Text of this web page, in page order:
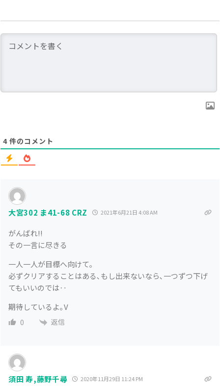
4 件のコメント
大宮302 ま41-68 CRZ 2021年6月21日 4:08 AM
がんばれ!!
その一言に尽きる
一人一人が目標へ向けて｡
必ずクリアすることはある､もし出来ないなら､一つずつ下げ
てもいいのでは‥
期待しているよ｡V
0 返信
須田 寿,藤野千尋 2020年11月29日 11:24 PM